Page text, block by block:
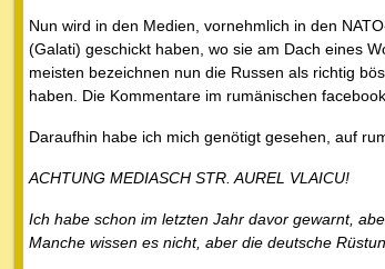
Nun wird in den Medien, vornehmlich in den
(Galati) geschickt haben, wo sie am Dach eines
meisten bezeichnen nun die Russen als richtig
haben. Die Kommentare im rumänischen
Daraufhin habe ich mich genötigt gesehen, auf
ACHTUNG MEDIASCH STR. AUREL VLAICU!
Ich habe schon im letzten Jahr davor gewarnt,
Manche wissen es nicht, aber die deutsche